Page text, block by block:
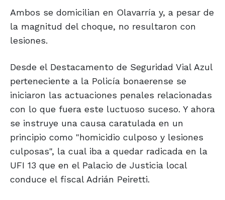
Ambos se domicilian en Olavarría y, a pesar de
la magnitud del choque, no resultaron con
lesiones.
Desde el Destacamento de Seguridad Vial Azul
perteneciente a la Policía bonaerense se
iniciaron las actuaciones penales relacionadas
con lo que fuera este luctuoso suceso. Y ahora
se instruye una causa caratulada en un
principio como "homicidio culposo y lesiones
culposas", la cual iba a quedar radicada en la
UFI 13 que en el Palacio de Justicia local
conduce el fiscal Adrián Peiretti.